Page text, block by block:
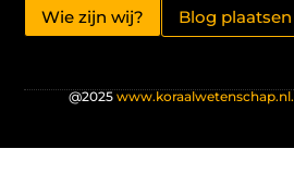
Wie zijn wij? Blog plaatsen
@2025 www.koraalwetenschap.nl.